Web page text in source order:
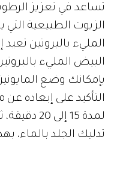
تساعد في تعزيز
الزيوت الطبيعية التي
المليء بالبروتين
البيض المليء
بإمكانك وضع
التأكيد على إبعاده
لمدة 15
تدليك الجلد بالماء،